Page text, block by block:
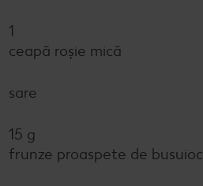
1
ceapă roșie mică
sare
15 g
frunze proaspete de busuioc